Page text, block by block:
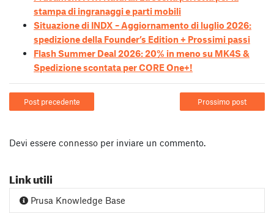
stampa di ingranaggi e parti mobili
Situazione di INDX – Aggiornamento di luglio 2026:
spedizione della Founder’s Edition + Prossimi passi
Flash Summer Deal 2026: 20% in meno su MK4S &
Spedizione scontata per CORE One+!
Post precedente Prossimo post
Devi essere connesso per inviare un commento.
Link utili
Prusa Knowledge Base